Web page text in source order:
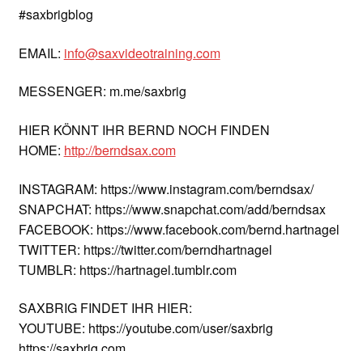
#saxbrigblog
EMAIL: info@saxvideotraining.com
MESSENGER: m.me/saxbrig
HIER KÖNNT IHR BERND NOCH FINDEN
HOME: http://berndsax.com
INSTAGRAM: https://www.instagram.com/berndsax/
SNAPCHAT: https://www.snapchat.com/add/berndsax
FACEBOOK: https://www.facebook.com/bernd.hartnagel
TWITTER: https://twitter.com/berndhartnagel
TUMBLR: https://hartnagel.tumblr.com
SAXBRIG FINDET IHR HIER:
YOUTUBE: https://youtube.com/user/saxbrig